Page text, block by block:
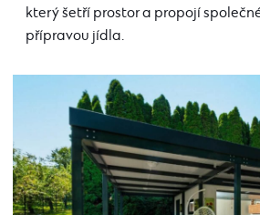
který šetří prostor a propojí
přípravou jídla.